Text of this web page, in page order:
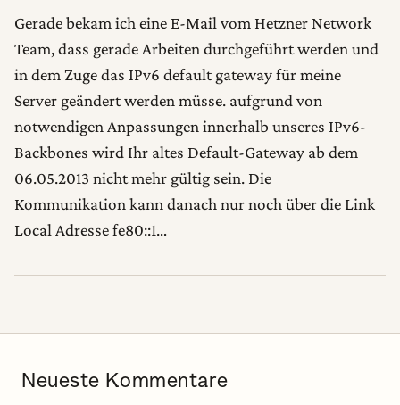
Gerade bekam ich eine E-Mail vom Hetzner Network
Team, dass gerade Arbeiten durchgeführt werden und
in dem Zuge das IPv6 default gateway für meine
Server geändert werden müsse. aufgrund von
notwendigen Anpassungen innerhalb unseres IPv6-
Backbones wird Ihr altes Default-Gateway ab dem
06.05.2013 nicht mehr gültig sein. Die
Kommunikation kann danach nur noch über die Link
Local Adresse fe80::1…
Neueste Kommentare